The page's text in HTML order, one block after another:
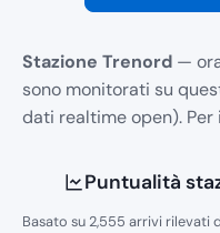
Stazione Trenord —
sono monitorati su
dati realtime open). Per
Puntualità
Basato su 2,555 arrivi rilevati